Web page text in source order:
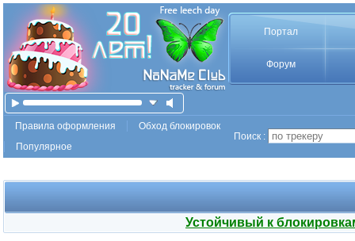
Портал
Форум
Правила оформления
Обход блокировок
Популярное
Поиск :
Устойчивый к